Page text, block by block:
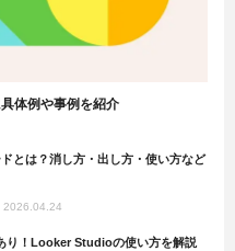
体例や事例を紹介
とは？消し方・出し方・使い方など
2026.04.24
り！Looker Studioの使い方を解説